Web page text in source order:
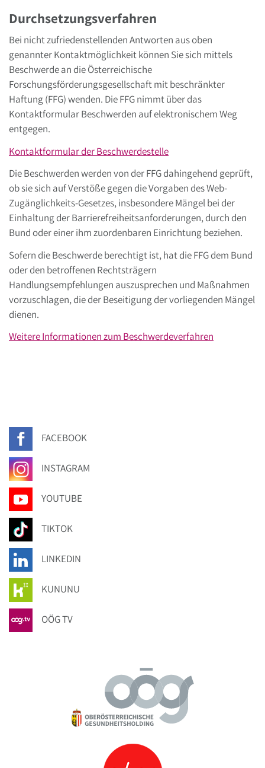
Durchsetzungsverfahren
Bei nicht zufriedenstellenden Antworten aus oben
genannter Kontaktmöglichkeit können Sie sich mittels
Beschwerde an die Österreichische
Forschungsförderungsgesellschaft mit beschränkter
Haftung (FFG) wenden. Die FFG nimmt über das
Kontaktformular Beschwerden auf elektronischem Weg
entgegen.
Kontaktformular der Beschwerdestelle
Die Beschwerden werden von der FFG dahingehend geprüft,
ob sie sich auf Verstöße gegen die Vorgaben des Web-
Zugänglichkeits-Gesetzes, insbesondere Mängel bei der
Einhaltung der Barrierefreiheitsanforderungen, durch den
Bund oder einer ihm zuordenbaren Einrichtung beziehen.
Sofern die Beschwerde berechtigt ist, hat die FFG dem Bund
oder den betroffenen Rechtsträgern
Handlungsempfehlungen auszusprechen und Maßnahmen
vorzuschlagen, die der Beseitigung der vorliegenden Mängel
dienen.
Weitere Informationen zum Beschwerdeverfahren
FACEBOOK
INSTAGRAM
YOUTUBE
TIKTOK
LINKEDIN
KUNUNU
OÖG TV